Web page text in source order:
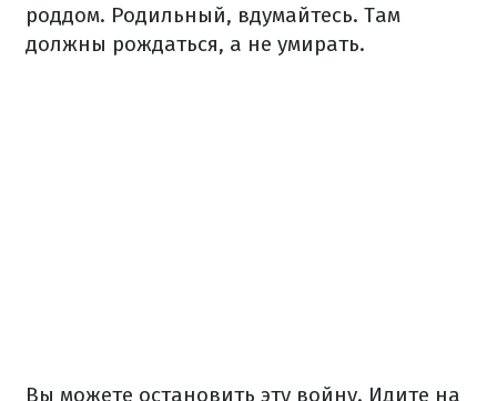
роддом. Родильный, вдумайтесь. Там
должны рождаться, а не умирать.
Вы можете остановить эту войну. Идите на